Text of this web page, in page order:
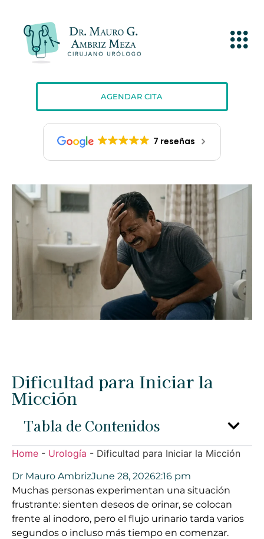
AGENDAR CITA
7 reseñas
Dificultad para Iniciar la
Micción
Tabla de Contenidos
Home - Urología - Dificultad para Iniciar la Micción
Dr Mauro AmbrizJune 28, 20262:16 pm
Muchas personas experimentan una situación
frustrante: sienten deseos de orinar, se colocan
frente al inodoro, pero el flujo urinario tarda varios
segundos o incluso más tiempo en comenzar.